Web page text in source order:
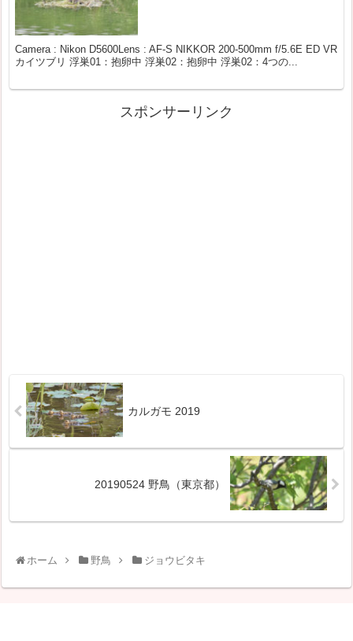
Camera : Nikon D5600Lens : AF-S NIKKOR 200-500mm f/5.6E ED VR
カイツブリ 浮巣01：抱卵中 浮巣02：抱卵中 浮巣02：4つの...
スポンサーリンク
カルガモ 2019
20190524 野鳥（東京都）
ホーム 野鳥 ジョウビタキ